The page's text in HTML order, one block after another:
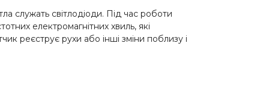
служать світлодіоди. Під час роботи
електромагнітних хвиль, які
реєструє рухи або інші зміни поблизу і